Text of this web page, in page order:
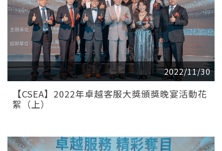
2022/11/30
【CSEA】2022年卓越客服大獎頒獎晚宴活動花
絮（上）